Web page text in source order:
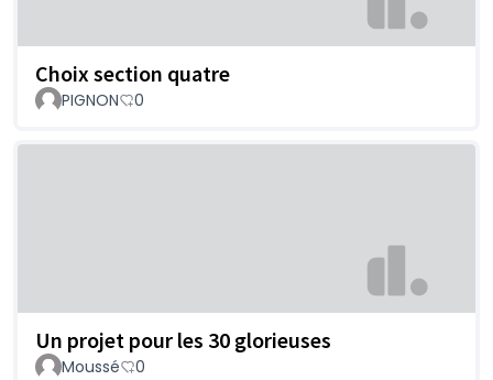
Choix section quatre
PIGNON 0
Un projet pour les 30 glorieuses
Moussé 0